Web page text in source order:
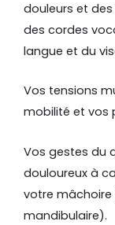
douleurs et
des cordes
langue et du
Vos tensions
mobilité et vos
Vos gestes du
douloureux à
votre
mandibulaire).